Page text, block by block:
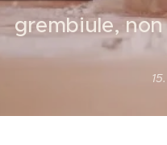
grembiule,